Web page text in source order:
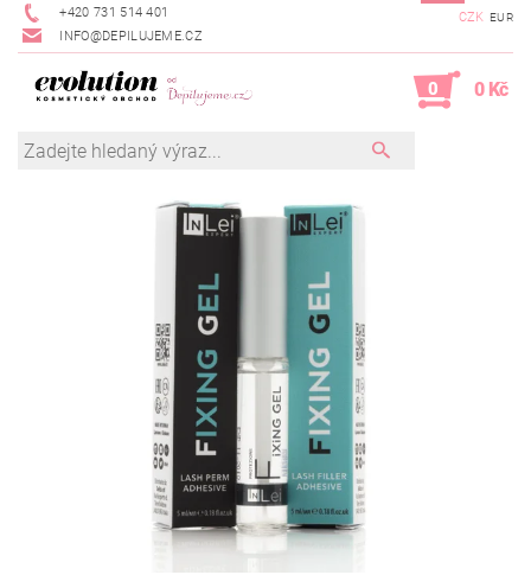
+420 731 514 401
INFO@DEPILUJEME.CZ
CZK EUR
0 0 Kč